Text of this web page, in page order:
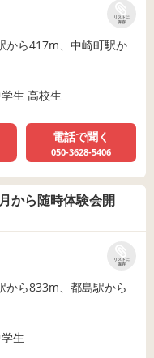
リストに
保存
から417m、中崎町駅か
生 高校生
電話で聞く
050-3628-5406
から随時体験会開
リストに
保存
から833m、都島駅から
生